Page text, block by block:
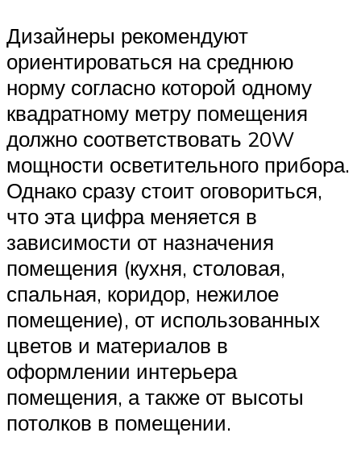
Дизайнеры рекомендуют
ориентироваться на среднюю
норму согласно которой одному
квадратному метру помещения
должно соответствовать 20W
мощности осветительного прибора.
Однако сразу стоит оговориться,
что эта цифра меняется в
зависимости от назначения
помещения (кухня, столовая,
спальная, коридор, нежилое
помещение), от использованных
цветов и материалов в
оформлении интерьера
помещения, а также от высоты
потолков в помещении.